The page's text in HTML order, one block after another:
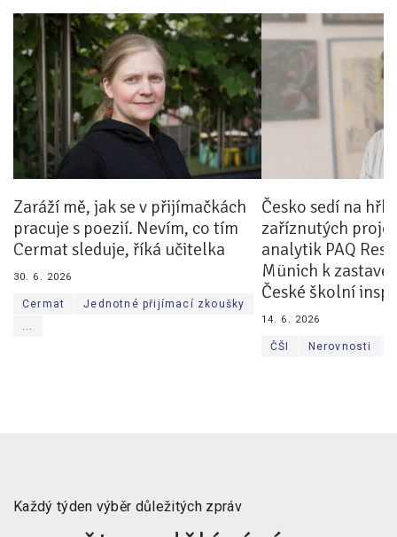
Pro zřizovatele
Konference Lepší škola
Kápézetka - průvodce pro zřizovatele
Klub zřizovatelů
O nás
O nás
Partneři a dárci
Kontakty
Zaráží mě, jak se v přijímačkách
pracuje s poezií. Nevím, co tím
Cermat sleduje, říká učitelka
30. 6. 2026
Cermat
Jednotné přijímací zkoušky
...
Česko sedí na
zaříznutých
analytik PAQ
Münich k
České školní
14. 6. 2026
ČŠI Nerovnosti
Každý týden výběr důležitých zpráv